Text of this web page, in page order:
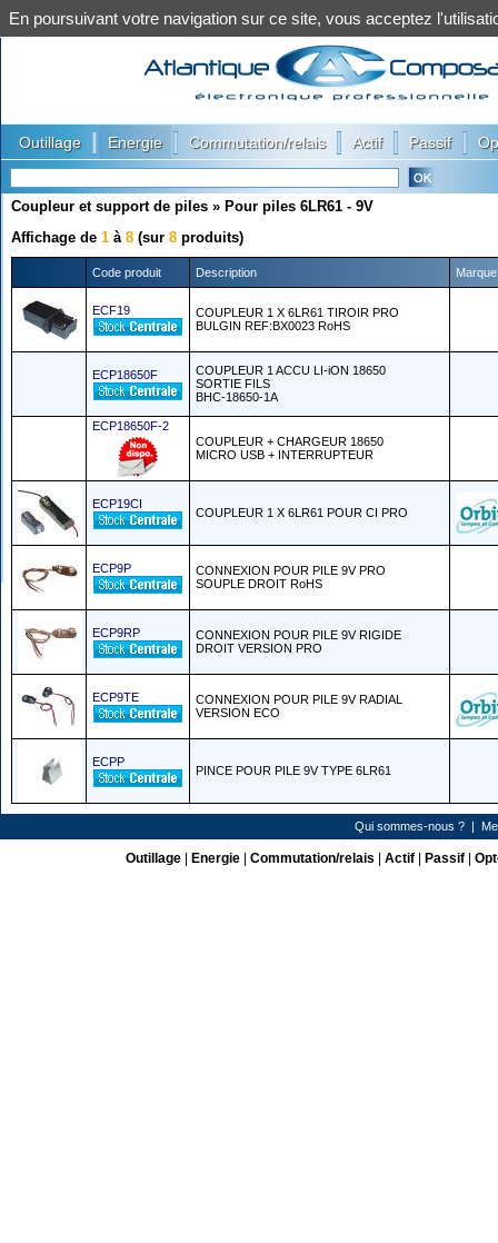
Outillage Energie Commutation/relais Actif Passif
Coupleur et support de piles » Pour piles 6LR61 - 9V
Affichage de 1 à 8 (sur 8 produits)
Code produit Description Marque
ECF19
COUPLEUR 1 X 6LR61 TIROIR PRO
BULGIN REF:BX0023 RoHS
ECP18650F
COUPLEUR 1 ACCU LI-iON 18650
SORTIE FILS
BHC-18650-1A
ECP18650F-2
COUPLEUR + CHARGEUR 18650
MICRO USB + INTERRUPTEUR
ECP19CI
COUPLEUR 1 X 6LR61 POUR CI PRO
ECP9P
CONNEXION POUR PILE 9V PRO
SOUPLE DROIT RoHS
ECP9RP
CONNEXION POUR PILE 9V RIGIDE
DROIT VERSION PRO
ECP9TE
CONNEXION POUR PILE 9V RADIAL
VERSION ECO
ECPP
PINCE POUR PILE 9V TYPE 6LR61
Qui sommes-nous ? |
Outillage| Energie| Commutation/relais Actif| Passif|
En poursuivant votre navigation sur ce site, vous acceptez